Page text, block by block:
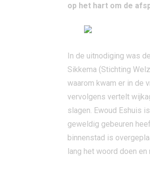
op het hart om de
In de uitnodiging was
Sikkema (Stichting
waarom kwam er in de
vervolgens vertelt
slagen. Ewoud Eshuis
geweldig gebeuren
binnenstad is
lang het woord doen